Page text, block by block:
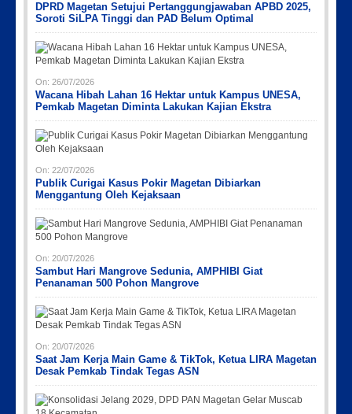
DPRD Magetan Setujui Pertanggungjawaban APBD 2025,
Soroti SiLPA Tinggi dan PAD Belum Optimal
On: 26/07/2026
Wacana Hibah Lahan 16 Hektar untuk Kampus UNESA,
Pemkab Magetan Diminta Lakukan Kajian Ekstra
On: 22/07/2026
Publik Curigai Kasus Pokir Magetan Dibiarkan
Menggantung Oleh Kejaksaan
On: 20/07/2026
Sambut Hari Mangrove Sedunia, AMPHIBI Giat
Penanaman 500 Pohon Mangrove
On: 20/07/2026
Saat Jam Kerja Main Game & TikTok, Ketua LIRA Magetan
Desak Pemkab Tindak Tegas ASN